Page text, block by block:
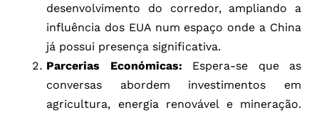
desenvolvimento do corredor, ampliando a
influência dos EUA num espaço onde a China
já possui presença significativa.
Parcerias Económicas: Espera-se que as
conversas abordem investimentos em
agricultura, energia renovável e mineração.